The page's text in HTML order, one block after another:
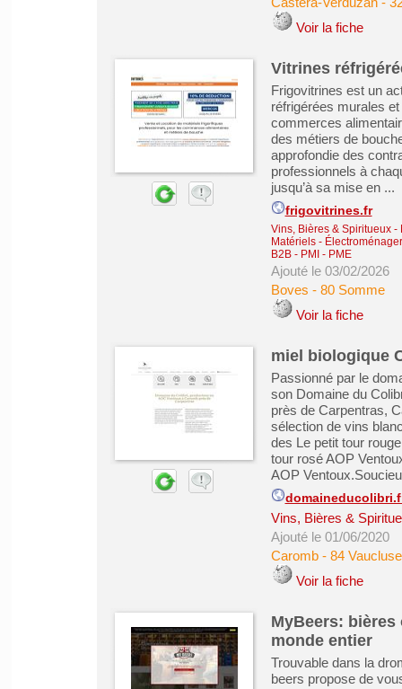
Voir la fiche
Vitrines
Frigovitrines est un
réfrigérées murales
commerces
des métiers de
approfondie des
professionnels à
jusqu’à sa mise en ...
frigovitrines.fr
Vins, Bières & Spiritueux-
Matériels-
B2B - PMI - PME
Ajouté le 03/02/2026
Boves - 80 Somme
Voir la fiche
miel biologique
Passionné par le
son Domaine du
près de Carpentras,
sélection de vins
des Le petit tour
tour rosé AOP
AOP
Vins, Bières &
Ajouté le 01/06/2020
Caromb- 84 Vaucluse
Voir la fiche
MyBeers:
monde entier
Trouvable dans la
beers propose de